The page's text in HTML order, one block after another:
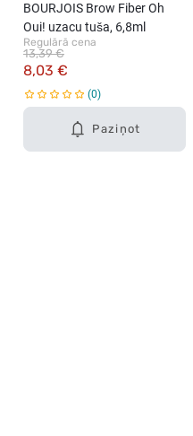
Paziņot
BOURJOIS Brow Fiber Oh
Oui! uzacu tuša, 6,8ml
Regulārā cena
8,03 €
13,39 €
0